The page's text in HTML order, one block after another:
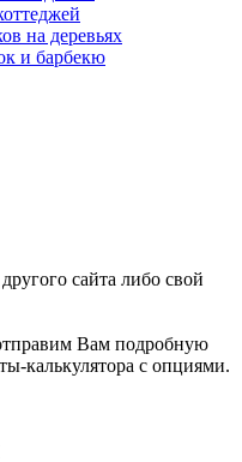
на деревьях
и барбекю
сайта либо свой
Вам подробную
калькулятора с опциями.